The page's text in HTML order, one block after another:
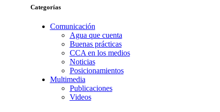
Categorías
Comunicación
Agua que cuenta
Buenas prácticas
CCA en los medios
Noticias
Posicionamientos
Multimedia
Publicaciones
Videos